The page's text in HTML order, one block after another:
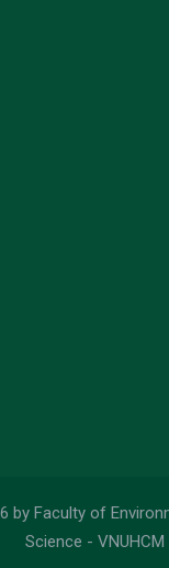
by Faculty of
Science - VNUHCM